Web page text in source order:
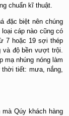
chuẩn kĩ thuật.
đặc biệt nên chúng
cáp nào cũng có
7 hoặc 19 sợi thép
độ bền vượt trội.
mạ nhúng nóng làm
tiết: mưa, nắng,
Qúy khách hàng